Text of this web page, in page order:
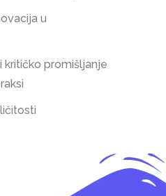
u
kritičko promišljanje